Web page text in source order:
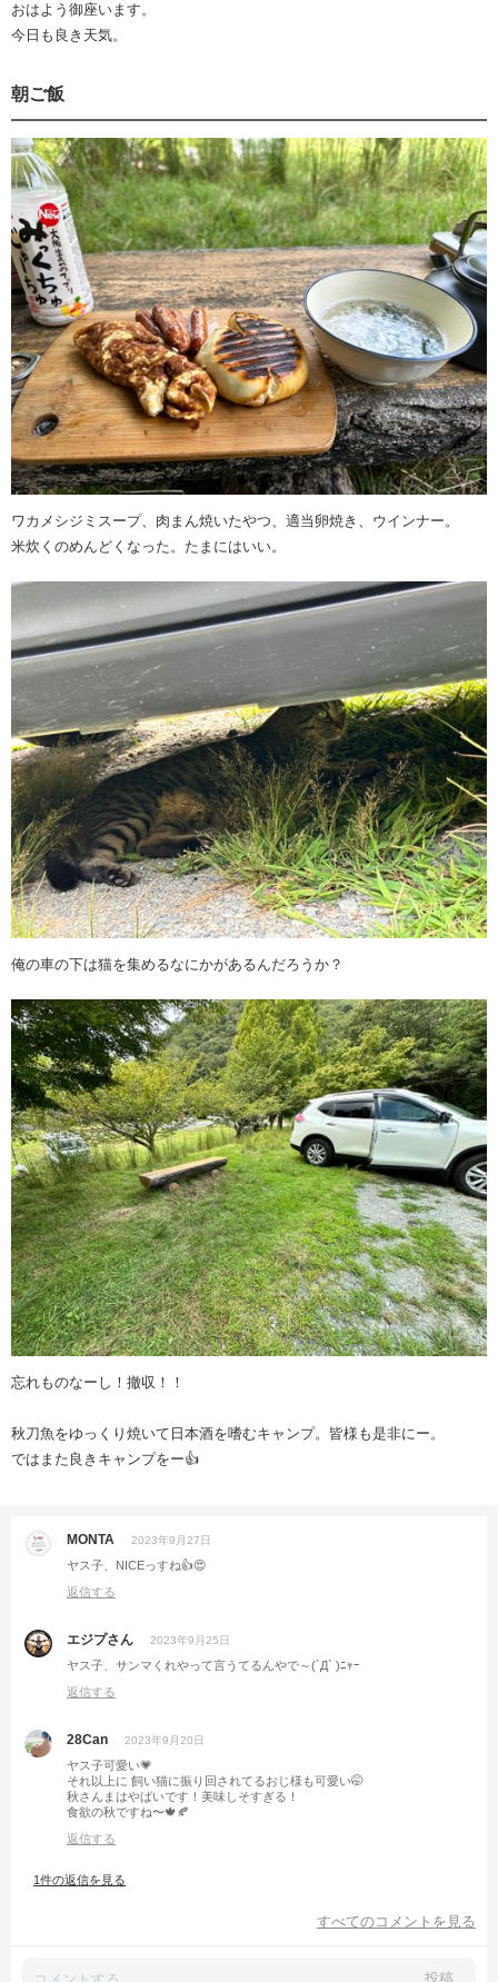
おはよう御座います。
今日も良き天気。
朝ご飯
ワカメシジミスープ、肉まん焼いたやつ、適当卵焼き、ウインナー。
米炊くのめんどくなった。たまにはいい。
俺の車の下は猫を集めるなにかがあるんだろうか？
忘れものなーし！撤収！！
秋刀魚をゆっくり焼いて日本酒を嗜むキャンプ。皆様も是非にー。
ではまた良きキャンプをー👍
MONTA 2023年9月27日
ヤス子、NICEっすね👍😍
返信する
エジプさん 2023年9月25日
ヤス子、サンマくれやって言うてるんやで～(´Д` )ﾆｬｰ
返信する
28Can 2023年9月20日
ヤス子可愛い💗
それ以上に 飼い猫に振り回されてるおじ様も可愛い🤭
秋さんまはやばいです！美味しそすぎる！
食欲の秋ですね〜🍁🍂
返信する
1件の返信を見る
すべてのコメントを見る
投稿